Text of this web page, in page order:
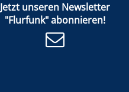
Jetzt unseren Newsletter
"Flurfunk" abonnieren!